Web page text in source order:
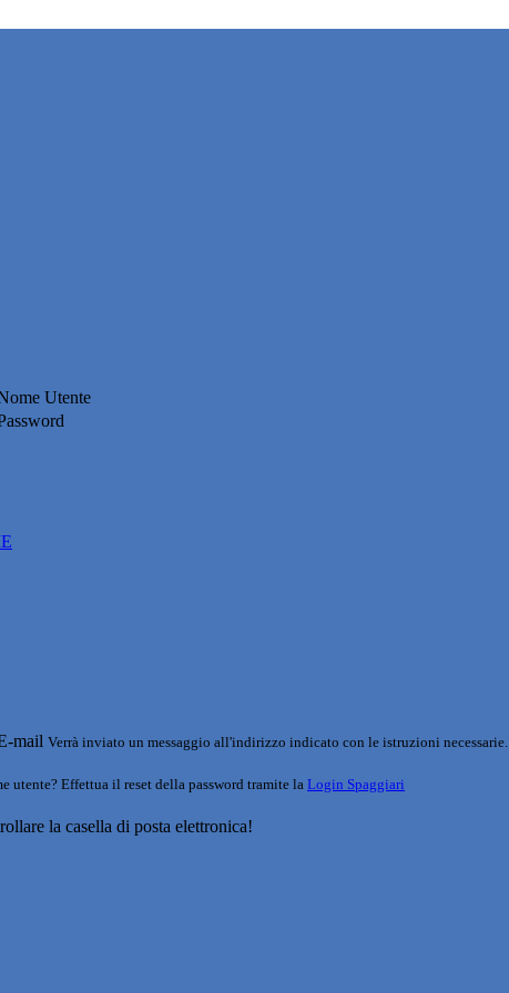
Utente
mail Verrà inviato un messaggio all'indirizzo indicato con le istruzioni necessarie.
utente? Effettua il reset della password tramite la Login Spaggiari
la casella di posta elettronica!